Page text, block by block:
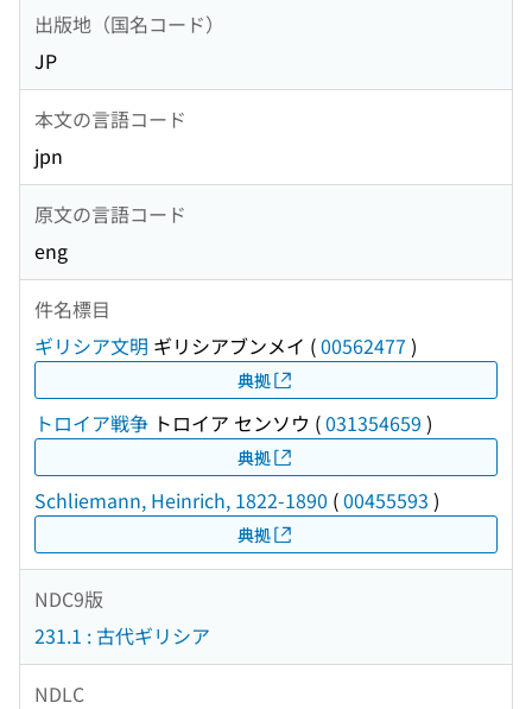
出版地（国名コード）
JP
本文の言語コード
jpn
原文の言語コード
eng
件名標目
ギリシア文明 ギリシアブンメイ (00562477 )
典拠
トロイア戦争 トロイア センソウ (031354659 )
典拠
Schliemann, Heinrich, 1822-1890 (00455593 )
典拠
NDC9版
231.1 : 古代ギリシア
NDLC